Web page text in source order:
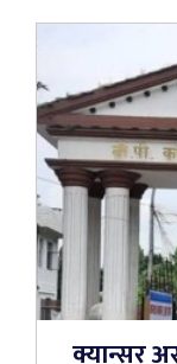
क्यान्सर